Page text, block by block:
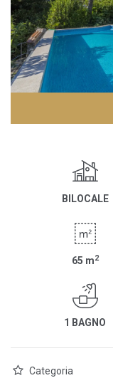
BILOCALE
65 m2
1 BAGNO
Categoria